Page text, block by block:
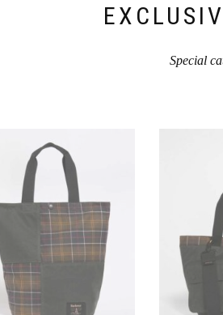
Special